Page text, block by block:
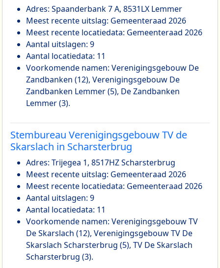
Adres: Spaanderbank 7 A, 8531LX Lemmer
Meest recente uitslag: Gemeenteraad 2026
Meest recente locatiedata: Gemeenteraad 2026
Aantal uitslagen: 9
Aantal locatiedata: 11
Voorkomende namen: Verenigingsgebouw De
Zandbanken (12), Verenigingsgebouw De
Zandbanken Lemmer (5), De Zandbanken
Lemmer (3).
Stembureau Verenigingsgebouw TV de
Skarslach in Scharsterbrug
Adres: Trijegea 1, 8517HZ Scharsterbrug
Meest recente uitslag: Gemeenteraad 2026
Meest recente locatiedata: Gemeenteraad 2026
Aantal uitslagen: 9
Aantal locatiedata: 11
Voorkomende namen: Verenigingsgebouw TV
De Skarslach (12), Verenigingsgebouw TV De
Skarslach Scharsterbrug (5), TV De Skarslach
Scharsterbrug (3).